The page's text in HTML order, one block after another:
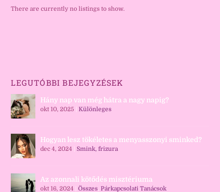
There are currently no listings to show.
LEGUTÓBBI BEJEGYZÉSEK
Hány nap van még hátra a nagy napig?
okt 10, 2025 |Különleges
Hogyan lesz tökéletes a menyasszonyi sminked?
dec 4, 2024 |Smink, frizura
Az azonnali kötődés misztériuma
okt 16, 2024 |Összes,Párkapcsolati Tanácsok